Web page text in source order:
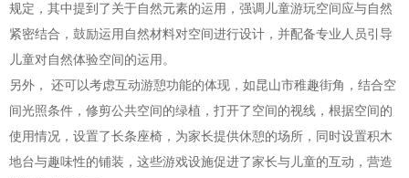
规定，其中提到了关于自然元素的运用，强调儿童游玩空间应与自然
紧密结合，鼓励运用自然材料对空间进行设计，并配备专业人员引导
儿童对自然体验空间的运用。
另外， 还可以考虑互动游憩功能的体现，如昆山市稚趣街角，结合空
间光照条件，修剪公共空间的绿植，打开了空间的视线，根据空间的
使用情况，设置了长条座椅，为家长提供休憩的场所，同时设置积木
地台与趣味性的铺装，这些游戏设施促进了家长与儿童的互动，营造